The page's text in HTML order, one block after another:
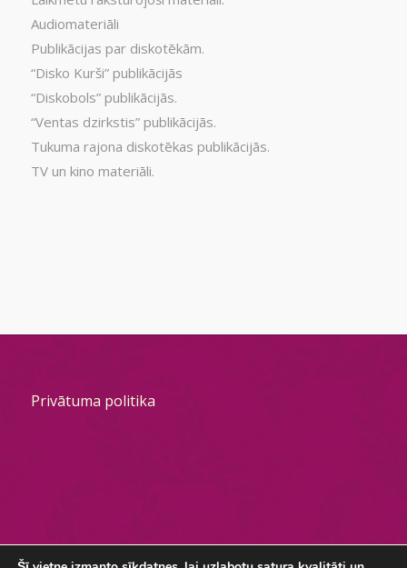
Audiomateriāli
Publikācijas par diskotēkām.
“Disko Kurši” publikācijās
“Diskobols” publikācijās.
“Ventas dzirkstis” publikācijās.
Tukuma rajona diskotēkas publikācijās.
TV un kino materiāli.
Privātuma politika